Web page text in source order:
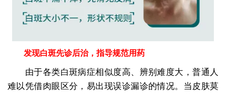
发现白斑先诊后治，指导规范用药
由于各类白斑病症相似度高、辨别难度大，普通人
难以凭借肉眼区分，易出现误诊漏诊的情况。当皮肤莫